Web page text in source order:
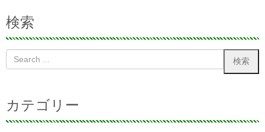
検索
カテゴリー